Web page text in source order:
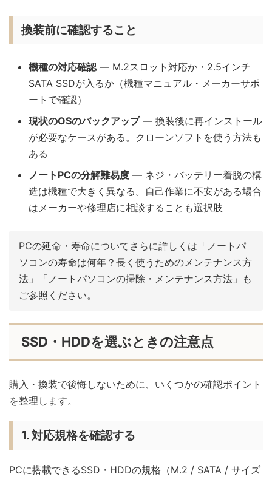
換装前に確認すること
機種の対応確認— M.2スロット対応か・2.5インチ
SATA SSDが入るか（機種マニュアル・メーカーサポ
ートで確認）
現状のOSのバックアップ— 換装後に再インストール
が必要なケースがある。クローンソフトを使う方法も
ある
ノートPCの分解難易度 — ネジ・バッテリー着脱の構
造は機種で大きく異なる。自己作業に不安がある場合
はメーカーや修理店に相談することも選択肢
PCの延命・寿命についてさらに詳しくは「ノートパ
ソコンの寿命は何年？長く使うためのメンテナンス方
法」「ノートパソコンの掃除・メンテナンス方法」も
ご参照ください。
SSD・HDDを選ぶときの注意点
購入・換装で後悔しないために、いくつかの確認ポイント
を整理します。
1. 対応規格を確認する
PCに搭載できるSSD・HDDの規格（M.2 / SATA / サイズ